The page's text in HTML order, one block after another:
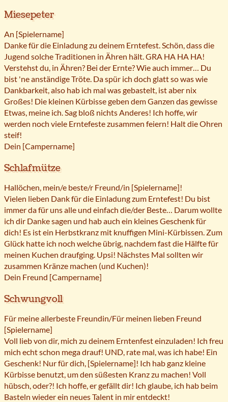
Miesepeter
An [Spielername]
Danke für die Einladung zu deinem Erntefest. Schön, dass die
Jugend solche Traditionen in Ähren hält. GRA HA HA HA!
Verstehst du, in Ähren? Bei der Ernte? Wie auch immer… Du
bist 'ne anständige Tröte. Da spür ich doch glatt so was wie
Dankbarkeit, also hab ich mal was gebastelt, ist aber nix
Großes! Die kleinen Kürbisse geben dem Ganzen das gewisse
Etwas, meine ich. Sag bloß nichts Anderes! Ich hoffe, wir
werden noch viele Erntefeste zusammen feiern! Halt die Ohren
steif!
Dein [Campername]
Schlafmütze
Hallöchen, mein/e beste/r Freund/in [Spielername]!
Vielen lieben Dank für die Einladung zum Erntefest! Du bist
immer da für uns alle und einfach die/der Beste… Darum wollte
ich dir Danke sagen und hab auch ein kleines Geschenk für
dich! Es ist ein Herbstkranz mit knuffigen Mini-Kürbissen. Zum
Glück hatte ich noch welche übrig, nachdem fast die Hälfte für
meinen Kuchen draufging. Upsi! Nächstes Mal sollten wir
zusammen Kränze machen (und Kuchen)!
Dein Freund [Campername]
Schwungvoll
Für meine allerbeste Freundin/Für meinen lieben Freund
[Spielername]
Voll lieb von dir, mich zu deinem Erntenfest einzuladen! Ich freu
mich echt schon mega drauf! UND, rate mal, was ich habe! Ein
Geschenk! Nur für dich, [Spielername]! Ich hab ganz kleine
Kürbisse benutzt, um den süßesten Kranz zu machen! Voll
hübsch, oder?! Ich hoffe, er gefällt dir! Ich glaube, ich hab beim
Basteln wieder ein neues Talent in mir entdeckt!